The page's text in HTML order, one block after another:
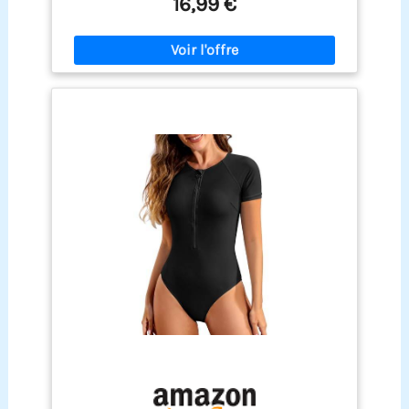
entraînement, surf, détente à la plage et bronzage.
et des lunettes de soleil pour un look de vacances
stylé, parfait pour profiter pleinement de vos
moments dans l'eau
tailles pour un ajustement confortable et flatteur
qui mettra en valeur vos courbes 【Soutien-gorge
amovible pour un maintien optimal】Ce maillot
de bain est doté d'un soutien-gorge à coussinets
amovibles et de bretelles élargies pour un
couvrance uniforme et en évitant les décolletés
intempestifs. La coupe est à la fois ajustée et
confortable, idéale pour diverses activités
nautiques et de plage, alliant effet sculptant et
confort durable 【Design amincissant à blocs de
couleurs】Nos maillots de bain pour femmes
présentent des blocs de couleurs vibrants qui
affinent visuellement la taille et mettent en valeur
la silhouette. Le dos classique en forme de U et le
col rond sans manches allient élégance et liberté
de mouvement. Les échancrures droites flattent
les jambes, pour un look à la fois discret et stylé
doublé, son tissu ultra-extensible est doux et